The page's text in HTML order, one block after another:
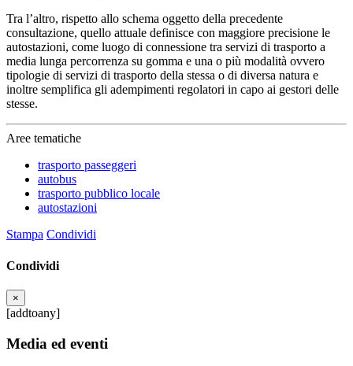
Tra l’altro, rispetto allo schema oggetto della precedente
consultazione, quello attuale definisce con maggiore precisione le
autostazioni, come luogo di connessione tra servizi di trasporto a
media lunga percorrenza su gomma e una o più modalità ovvero
tipologie di servizi di trasporto della stessa o di diversa natura e
inoltre semplifica gli adempimenti regolatori in capo ai gestori delle
stesse.
Aree tematiche
trasporto passeggeri
autobus
trasporto pubblico locale
autostazioni
Stampa Condividi
Condividi
×
[addtoany]
Media ed eventi